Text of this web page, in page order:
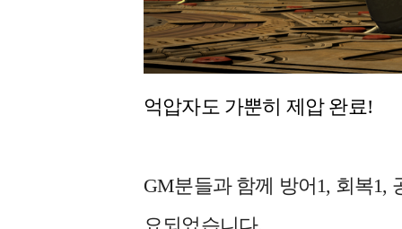
억압자도 가뿐히 제압 완료!
GM분들과 함께 방어1, 회복1,